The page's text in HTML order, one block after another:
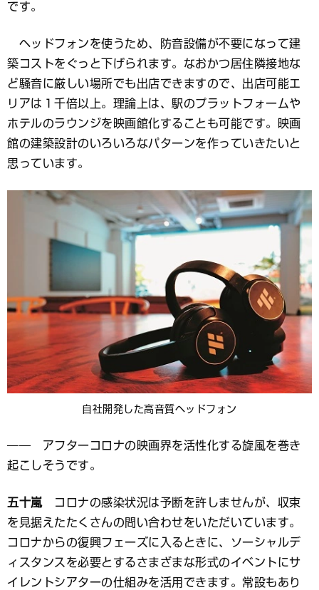
です。
ヘッドフォンを使うため、防音設備が不要になって建
築コストをぐっと下げられます。なおかつ居住隣接地な
ど騒音に厳しい場所でも出店できますので、出店可能エ
リアは１千倍以上。理論上は、駅のプラットフォームや
ホテルのラウンジを映画館化することも可能です。映画
館の建築設計のいろいろなパターンを作っていきたいと
思っています。
自社開発した高音質ヘッドフォン
―― アフターコロナの映画界を活性化する旋風を巻き
起こしそうです。
五十嵐 コロナの感染状況は予断を許しませんが、収束
を見据えたたくさんの問い合わせをいただいています。
コロナからの復興フェーズに入るときに、ソーシャルデ
ィスタンスを必要とするさまざまな形式のイベントにサ
イレントシアターの仕組みを活用できます。常設もあり